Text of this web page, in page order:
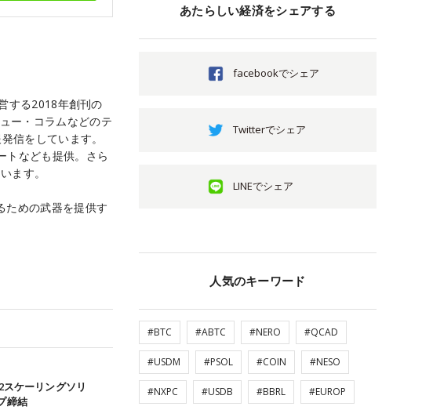
する2018年創刊の
ー・コラムなどのテ
信をしています。
トなども提供。さら
ます。
ための武器を提供す
ケーリングソリ
締結
あたらしい経済をシェアする
facebookでシェア
Twitterでシェア
LINEでシェア
人気のキーワード
#BTC #ABTC #NERO #QCAD
#USDM #PSOL #COIN #NESO
#NXPC #USDB #BBRL #EUROP